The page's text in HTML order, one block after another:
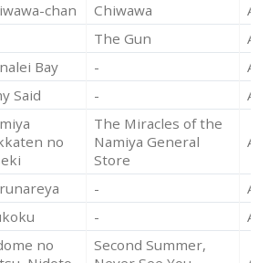
chan Chiwawa
The Gun
Bay -
Said -
no
The Miracles of the
Namiya General
Store
-
-
no
Second Summer,